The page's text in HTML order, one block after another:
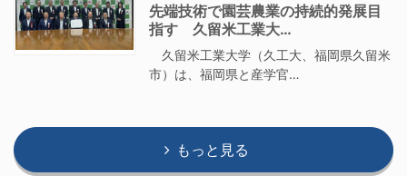
先端技術で園芸農業の持続的発展目
指す 久留米工業大…
久留米工業大学（久工大、福岡県久留米
市）は、福岡県と産学官…
もっと見る